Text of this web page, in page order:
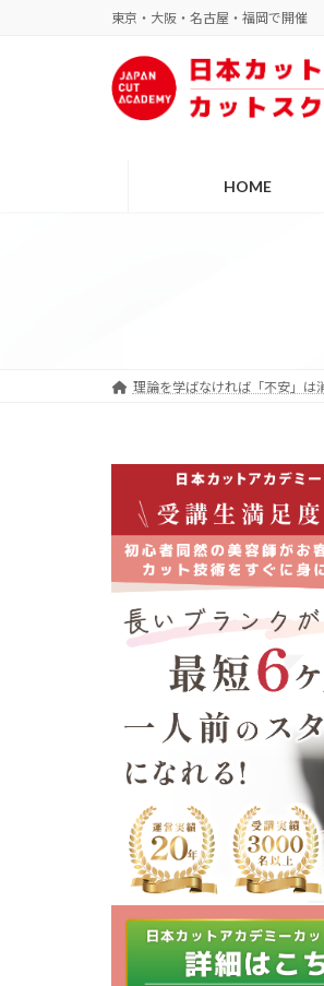
東京・大阪・名古屋・福岡で開催
HOME
理論を学ばなければ「不安」は